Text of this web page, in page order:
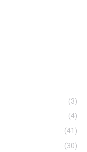
(3)
(4)
(41)
(30)